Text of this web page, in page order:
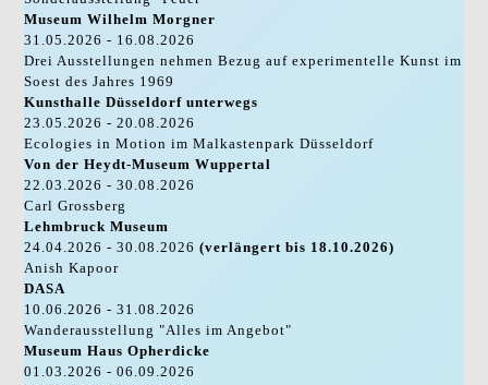
Museum Wilhelm Morgner
31.05.2026 - 16.08.2026
Drei Ausstellungen nehmen Bezug auf experimentelle Kunst im
Soest des Jahres 1969
Kunsthalle Düsseldorf unterwegs
23.05.2026 - 20.08.2026
Ecologies in Motion im Malkastenpark Düsseldorf
Von der Heydt-Museum Wuppertal
22.03.2026 - 30.08.2026
Carl Grossberg
Lehmbruck Museum
24.04.2026 - 30.08.2026(verlängert bis 18.10.2026)
Anish Kapoor
DASA
10.06.2026 - 31.08.2026
Wanderausstellung "Alles im Angebot"
Museum Haus Opherdicke
01.03.2026 - 06.09.2026